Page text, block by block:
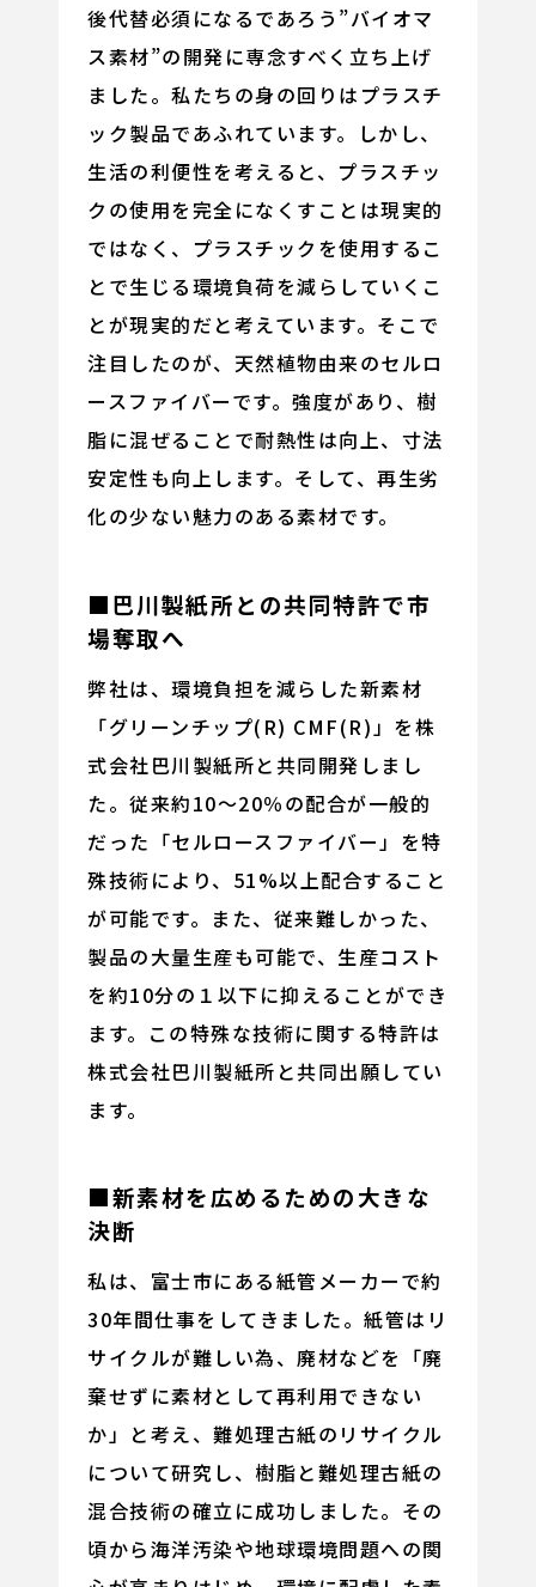
後代替必須になるであろう”バイオマ
ス素材”の開発に専念すべく立ち上げ
ました。私たちの身の回りはプラスチ
ック製品であふれています。しかし、
生活の利便性を考えると、プラスチッ
クの使用を完全になくすことは現実的
ではなく、プラスチックを使用するこ
とで生じる環境負荷を減らしていくこ
とが現実的だと考えています。そこで
注目したのが、天然植物由来のセルロ
ースファイバーです。強度があり、樹
脂に混ぜることで耐熱性は向上、寸法
安定性も向上します。そして、再生劣
化の少ない魅力のある素材です。
■巴川製紙所との共同特許で市
場奪取へ
弊社は、環境負担を減らした新素材
「グリーンチップ(R) CMF(R)」を株
式会社巴川製紙所と共同開発しまし
た。従来約10～20％の配合が一般的
だった「セルロースファイバー」を特
殊技術により、51%以上配合すること
が可能です。また、従来難しかった、
製品の大量生産も可能で、生産コスト
を約10分の１以下に抑えることができ
ます。この特殊な技術に関する特許は
株式会社巴川製紙所と共同出願してい
ます。
■新素材を広めるための大きな
決断
私は、富士市にある紙管メーカーで約
30年間仕事をしてきました。紙管はリ
サイクルが難しい為、廃材などを「廃
棄せずに素材として再利用できない
か」と考え、難処理古紙のリサイクル
について研究し、樹脂と難処理古紙の
混合技術の確立に成功しました。その
頃から海洋汚染や地球環境問題への関